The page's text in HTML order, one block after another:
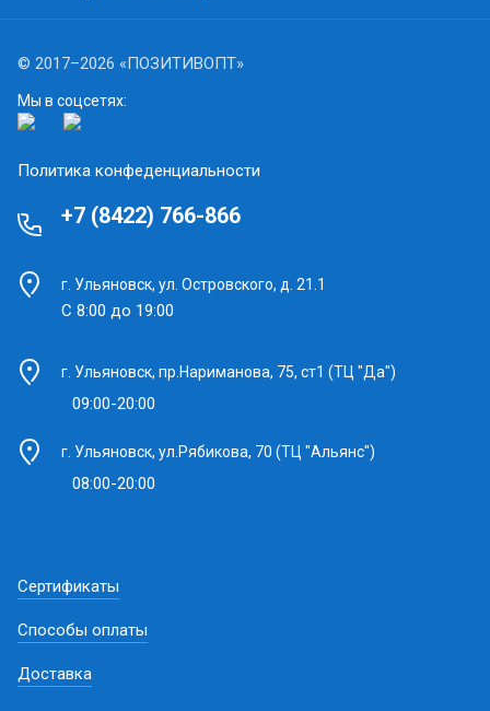
© 2017–2026 «ПОЗИТИВОПТ»
Мы в соцсетях:
Политика конфеденциальности
+7 (8422) 766-866
г. Ульяновск, ул. Островского, д. 21.1
С 8:00 до 19:00
г. Ульяновск, пр.Нариманова, 75, ст1 (ТЦ "Да")
09:00-20:00
г. Ульяновск, ул.Рябикова, 70 (ТЦ "Альянс")
08:00-20:00
Сертификаты
Способы оплаты
Доставка